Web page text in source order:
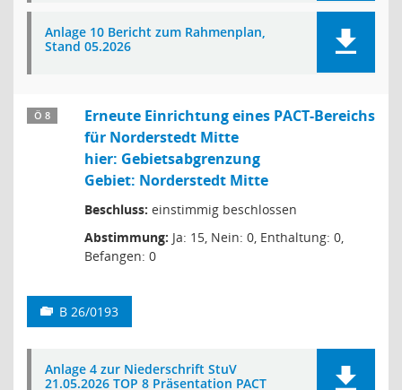
Anlage 10 Bericht zum Rahmenplan,
Stand 05.2026
Ö 8
Erneute Einrichtung eines PACT-Bereichs
für Norderstedt Mitte
hier: Gebietsabgrenzung
Gebiet: Norderstedt Mitte
Beschluss: einstimmig beschlossen
Abstimmung: Ja: 15, Nein: 0, Enthaltung: 0,
Befangen: 0
B 26/0193
Anlage 4 zur Niederschrift StuV
21.05.2026 TOP 8 Präsentation PACT